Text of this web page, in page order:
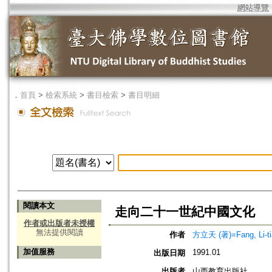
網站導覽
． 首頁 > 檢索系統 > 書目檢索 > 書目明細
閱讀本文
作者或出版者未授權
無法提供閱讀
加值服務
走向二十一世紀中國文化
作者
方立天 (著)=Fang, Li-
出版日期
1991.01